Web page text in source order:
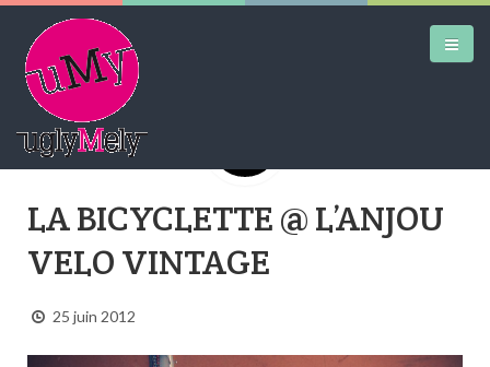
AIRTRAINERPEDIA
STREET ART
MW SHIFT
LA BICYCLETTE @ L’ANJOU
VELO VINTAGE
25 juin 2012